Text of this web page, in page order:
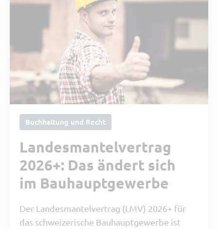
Buchhaltung und Recht
Landesmantelvertrag
2026+: Das ändert sich
im Bauhauptgewerbe
Der Landesmantelvertrag (LMV) 2026+ für
das schweizerische Bauhauptgewerbe ist